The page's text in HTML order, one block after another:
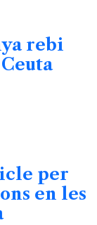
rebi
per
en les